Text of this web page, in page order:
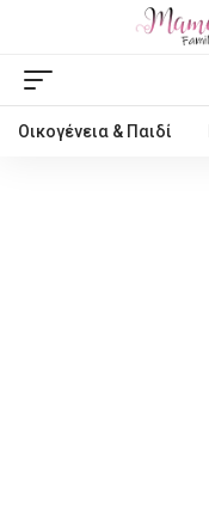
Οικογένεια & Παιδί